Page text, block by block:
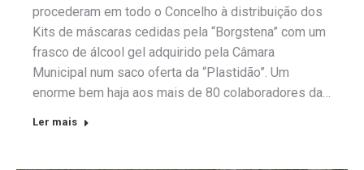
procederam em todo o Concelho à distribuição dos
Kits de máscaras cedidas pela “Borgstena” com um
frasco de álcool gel adquirido pela Câmara
Municipal num saco oferta da “Plastidão”. Um
enorme bem haja aos mais de 80 colaboradores da…
Ler mais